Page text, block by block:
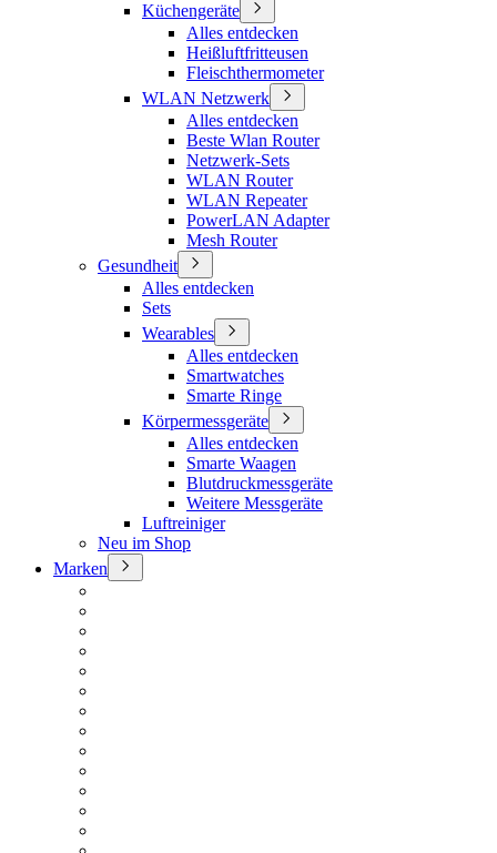
Küchengeräte
Alles entdecken
Heißluftfritteusen
Fleischthermometer
WLAN Netzwerk
Alles entdecken
Beste Wlan Router
Netzwerk-Sets
WLAN Router
WLAN Repeater
PowerLAN Adapter
Mesh Router
Gesundheit
Alles entdecken
Sets
Wearables
Alles entdecken
Smartwatches
Smarte Ringe
Körpermessgeräte
Alles entdecken
Smarte Waagen
Blutdruckmessgeräte
Weitere Messgeräte
Luftreiniger
Neu im Shop
Marken